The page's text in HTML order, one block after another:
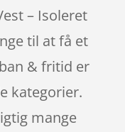
– Isoleret
til at få et
& fritid er
kategorier.
mange